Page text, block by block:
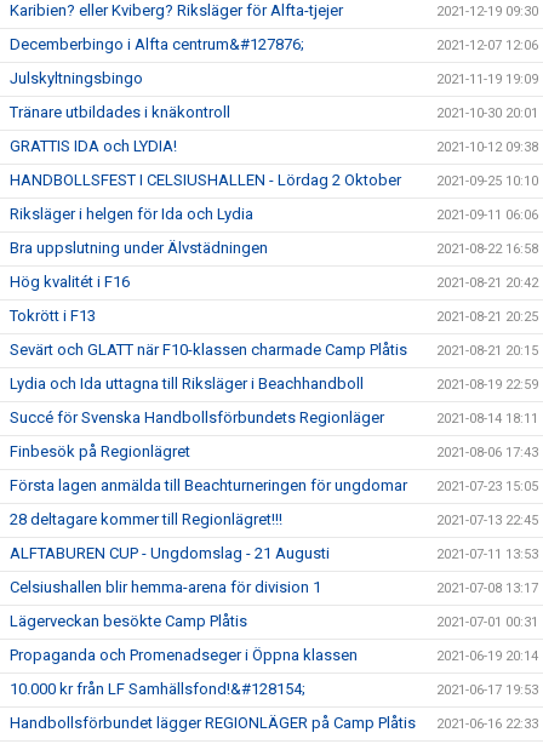
Karibien? eller Kviberg? Riksläger för Alfta-tjejer 2021-12-19 09:30
Decemberbingo i Alfta centrum&#127876; 2021-12-07 12:06
Julskyltningsbingo 2021-11-19 19:09
Tränare utbildades i knäkontroll 2021-10-30 20:01
GRATTIS IDA och LYDIA! 2021-10-12 09:38
HANDBOLLSFEST I CELSIUSHALLEN - Lördag 2 Oktober 2021-09-25 10:10
Riksläger i helgen för Ida och Lydia 2021-09-11 06:06
Bra uppslutning under Älvstädningen 2021-08-22 16:58
Hög kvalitét i F16 2021-08-21 20:42
Tokrött i F13 2021-08-21 20:25
Sevärt och GLATT när F10-klassen charmade Camp Plåtis 2021-08-21 20:15
Lydia och Ida uttagna till Riksläger i Beachhandboll 2021-08-19 22:59
Succé för Svenska Handbollsförbundets Regionläger 2021-08-14 18:11
Finbesök på Regionlägret 2021-08-06 17:43
Första lagen anmälda till Beachturneringen för ungdomar 2021-07-23 15:05
28 deltagare kommer till Regionlägret!!! 2021-07-13 22:45
ALFTABUREN CUP - Ungdomslag - 21 Augusti 2021-07-11 13:53
Celsiushallen blir hemma-arena för division 1 2021-07-08 13:17
Lägerveckan besökte Camp Plåtis 2021-07-01 00:31
Propaganda och Promenadseger i Öppna klassen 2021-06-19 20:14
10.000 kr från LF Samhällsfond!&#128154; 2021-06-17 19:53
Handbollsförbundet lägger REGIONLÄGER på Camp Plåtis 2021-06-16 22:33